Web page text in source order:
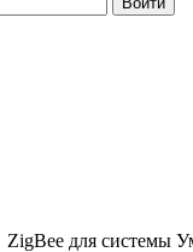
для системы